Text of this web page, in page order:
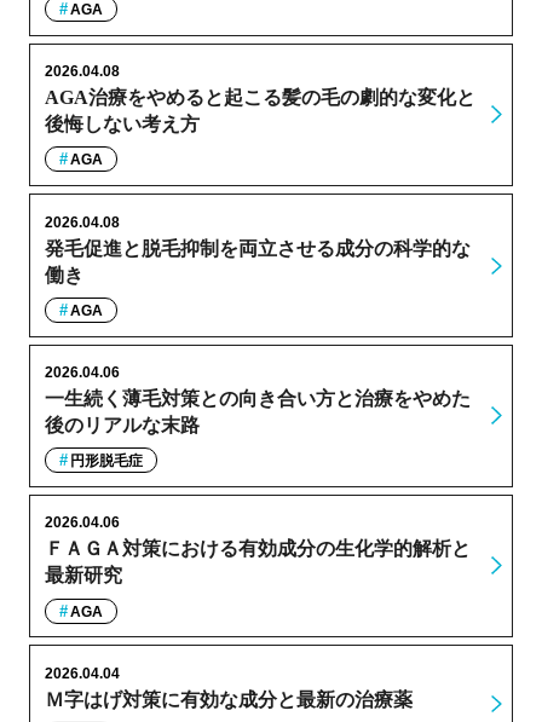
AGA
AGA治療をやめると起こる髪の毛の劇的な変化と
後悔しない考え方
2026.04.08
AGA
発毛促進と脱毛抑制を両立させる成分の科学的な
働き
2026.04.08
AGA
一生続く薄毛対策との向き合い方と治療をやめた
後のリアルな末路
2026.04.06
円形脱毛症
ＦＡＧＡ対策における有効成分の生化学的解析と
最新研究
2026.04.06
AGA
Ｍ字はげ対策に有効な成分と最新の治療薬
2026.04.04